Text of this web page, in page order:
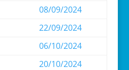
08/09/2024
22/09/2024
06/10/2024
20/10/2024